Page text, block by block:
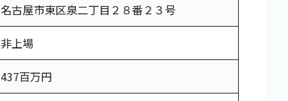
名古屋市東区泉二丁目２８番２３号
非上場
437百万円